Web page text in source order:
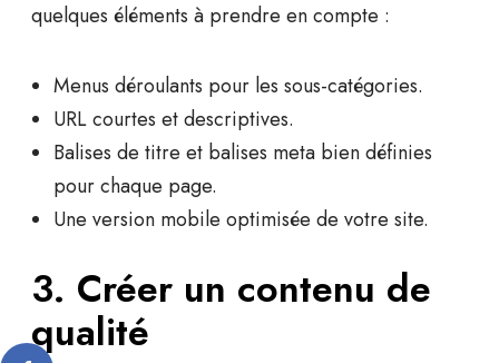
quelques éléments à prendre en compte :
Menus déroulants pour les sous-catégories.
URL courtes et descriptives.
Balises de titre et balises meta bien définies
pour chaque page.
Une version mobile optimisée de votre site.
3. Créer un contenu de
qualité